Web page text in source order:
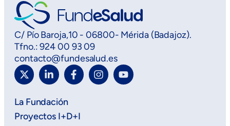
C/ Pío Baroja,10 - 06800- Mérida (Badajoz).
Tfno.: 924 00 93 09
contacto@fundesalud.es
La Fundación
Proyectos I+D+I